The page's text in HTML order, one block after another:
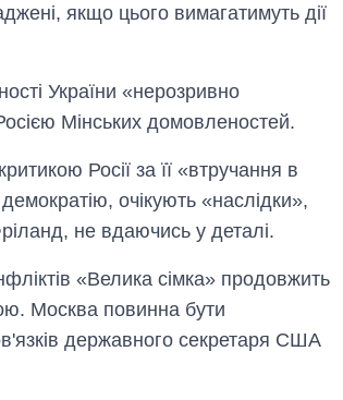
якщо цього вимагатимуть дії
України «нерозривно
Мінських домовленостей.
Росії за її «втручання в
очікують «наслідки»,
не вдаючись у деталі.
«Велика сімка» продовжить
Москва повинна бути
державного секретаря США
Як за 10 років